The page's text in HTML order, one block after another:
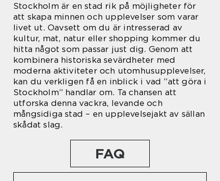
Stockholm är en stad rik på möjligheter för
att skapa minnen och upplevelser som varar
livet ut. Oavsett om du är intresserad av
kultur, mat, natur eller shopping kommer du
hitta något som passar just dig. Genom att
kombinera historiska sevärdheter med
moderna aktiviteter och utomhusupplevelser,
kan du verkligen få en inblick i vad ”att göra i
Stockholm” handlar om. Ta chansen att
utforska denna vackra, levande och
mångsidiga stad – en upplevelsejakt av sällan
skådat slag.
FAQ